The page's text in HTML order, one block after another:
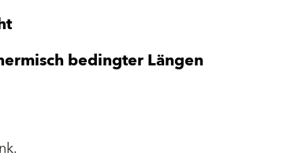
bedingter Längen